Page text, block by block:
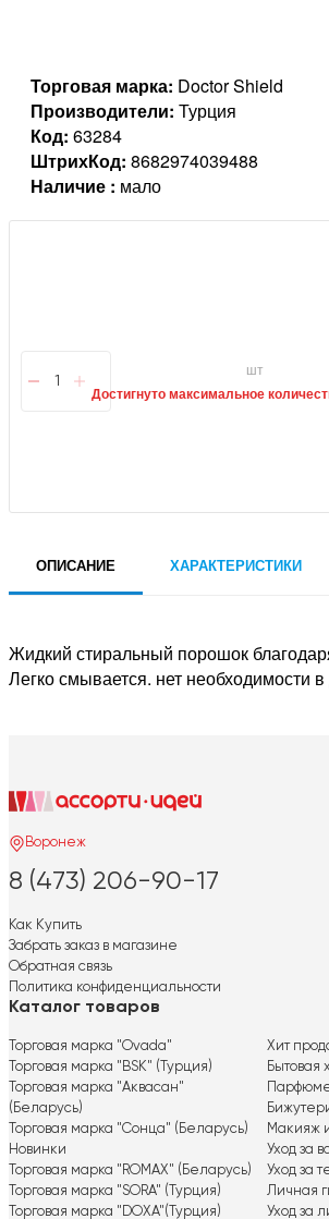
Торговая марка: Doctor Shield
Производители: Турция
Код: 63284
ШтрихКод: 8682974039488
Наличие : мало
шт
Достигнуто максимальное
ОПИСАНИЕ ХАРАКТЕРИСТИКИ
Жидкий стиральный порошок
Легко смывается. нет необходимости
Воронеж
8 (473) 206-90-17
Как Купить
Забрать заказ в магазине
Обратная связь
Политика конфиденциальности
Каталог товаров
Торговая марка "Ovada"
Торговая марка "BSK" (Турция)
Торговая марка "Аквасан"
(Беларусь)
Торговая марка "Сонца" (Беларусь)
Новинки
Торговая марка "ROMAX" (Беларусь)
Торговая марка "SORA" (Турция)
Торговая марка "DOXA"(Турция)
Хит
Бытовая
Макияж
Уход за
Уход за
Личная
Уход за